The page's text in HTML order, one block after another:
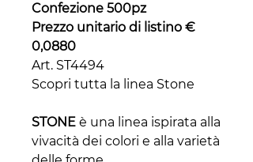
Confezione 500pz
Prezzo unitario di listino €
0,0880
Art. ST4494
Scopri tutta la linea Stone
STONE è una linea ispirata alla
vivacità dei colori e alla varietà